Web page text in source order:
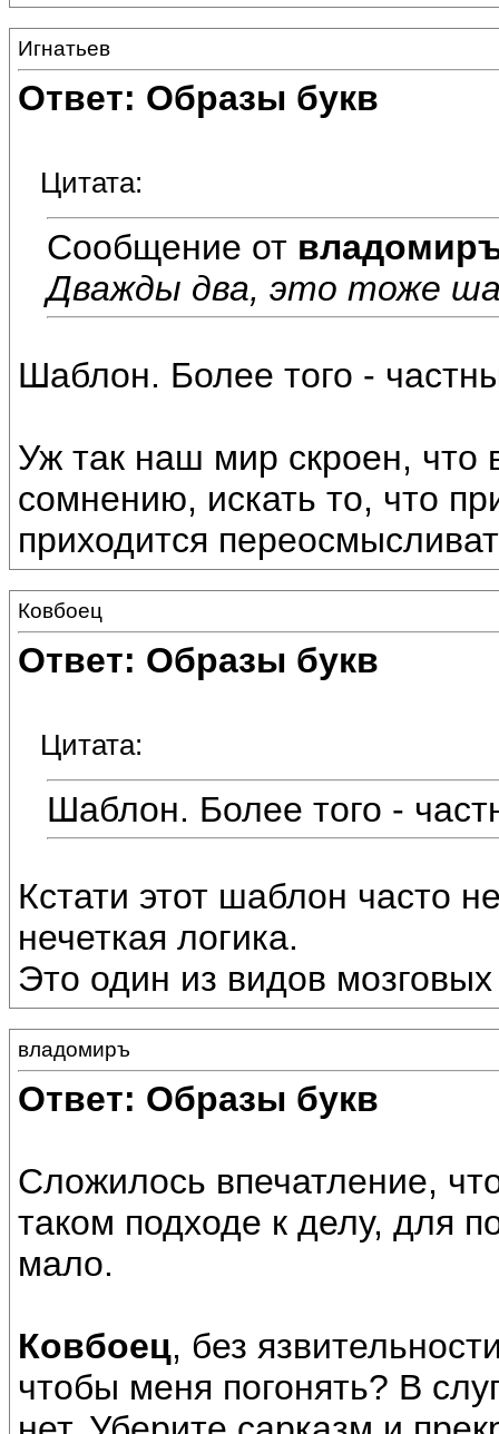
Игнатьев
Ответ: Образы букв
Цитата:
Сообщение от
Дважды два, это тоже
Шаблон. Более того -
Уж так наш мир скроен, что
сомнению, искать то, что
приходится
Ковбоец
Ответ: Образы букв
Цитата:
Шаблон. Более того -
Кстати этот шаблон часто
нечеткая логика.
Это один из видов
владомиръ
Ответ: Образы букв
Сложилось впечатление,
таком подходе к делу, для
мало.
Ковбоец, без
чтобы меня погонять? В